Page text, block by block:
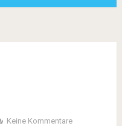
Keine Kommentare